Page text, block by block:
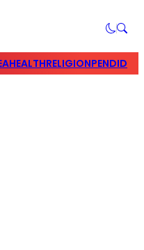
HEALTHRELIGION